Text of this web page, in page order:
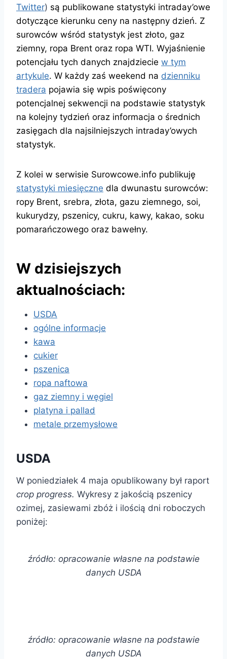
Twitter) są publikowane statystyki intraday’owe
dotyczące kierunku ceny na następny dzień. Z
surowców wśród statystyk jest złoto, gaz
ziemny, ropa Brent oraz ropa WTI. Wyjaśnienie
potencjału tych danych znajdziecie w tym
artykule. W każdy zaś weekend na dzienniku
tradera pojawia się wpis poświęcony
potencjalnej sekwencji na podstawie statystyk
na kolejny tydzień oraz informacja o średnich
zasięgach dla najsilniejszych intraday’owych
statystyk.
Z kolei w serwisie Surowcowe.info publikuję
statystyki miesięczne dla dwunastu surowców:
ropy Brent, srebra, złota, gazu ziemnego, soi,
kukurydzy, pszenicy, cukru, kawy, kakao, soku
pomarańczowego oraz bawełny.
W dzisiejszych
aktualnościach:
USDA
ogólne informacje
kawa
cukier
pszenica
ropa naftowa
gaz ziemny i węgiel
platyna i pallad
metale przemysłowe
USDA
W poniedziałek 4 maja opublikowany był raport
crop progress. Wykresy z jakością pszenicy
ozimej, zasiewami zbóż i ilością dni roboczych
poniżej:
źródło: opracowanie własne na podstawie
danych USDA
źródło: opracowanie własne na podstawie
danych USDA